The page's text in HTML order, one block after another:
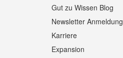
Gut zu Wissen Blog
Newsletter Anmeldung
Karriere
Expansion